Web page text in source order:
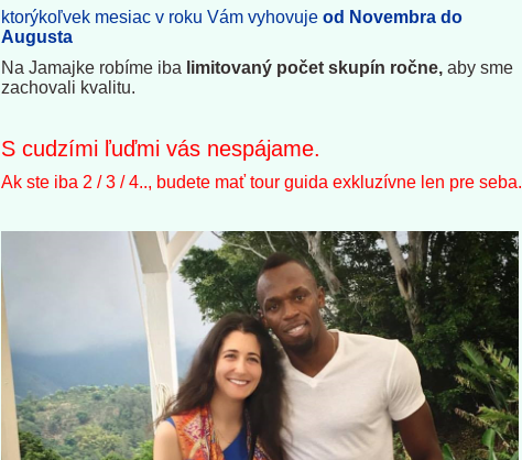
ktorýkoľvek mesiac v roku Vám vyhovuje od Novembra do
Augusta
Na Jamajke robíme iba limitovaný počet skupín ročne, aby sme
zachovali kvalitu.
S cudzími ľuďmi vás nespájame.
Ak ste iba 2 / 3 / 4.., budete mať tour guida exkluzívne len pre seba.